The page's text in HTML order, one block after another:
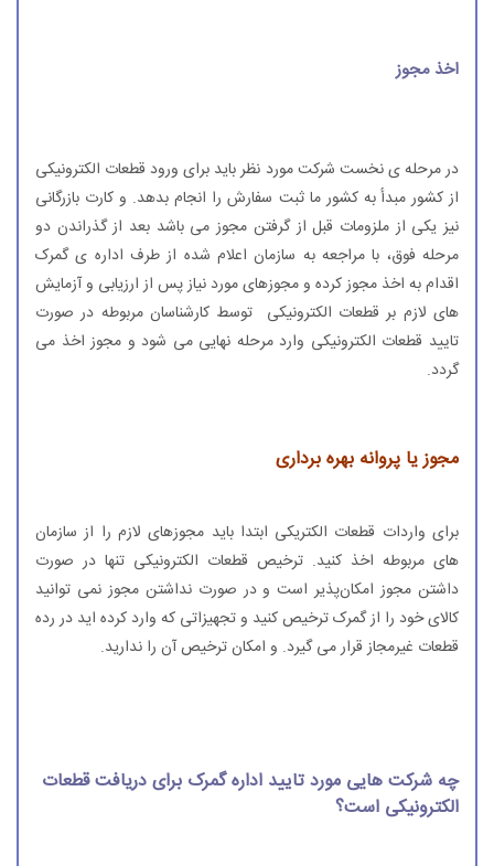
اخذ مجوز
در مرحله ی نخست شرکت مورد نظر باید برای ورود قطعات الکترونیکی
از کشور مبدأ به کشور ما ثبت سفارش را انجام بدهد. و کارت بازرگانی
نیز یکی از ملزومات قبل از گرفتن مجوز می باشد بعد از گذراندن دو
مرحله فوق، با مراجعه به سازمان اعلام شده از طرف اداره ی گمرک
اقدام به اخذ مجوز کرده و مجوزهای مورد نیاز پس از ارزیابی و آزمایش
های لازم بر قطعات الکترونیکی توسط کارشناسان مربوطه در صورت
تایید قطعات الکترونیکی وارد مرحله نهایی می شود و مجوز اخذ می
گردد.
مجوز یا پروانه بهره برداری
برای واردات قطعات الکتریکی ابتدا باید مجوزهای لازم را از سازمان
های مربوطه اخذ کنید. ترخیص قطعات الکترونیکی تنها در صورت
داشتن مجوز امکان‌پذیر است و در صورت نداشتن مجوز نمی توانید
کالای خود را از گمرک ترخیص کنید و تجهیزاتی که وارد کرده اید در رده
قطعات غیرمجاز قرار می گیرد. و امکان ترخیص آن را ندارید.
چه شرکت هایی مورد تایید اداره گمرک برای دریافت قطعات
الکترونیکی است؟